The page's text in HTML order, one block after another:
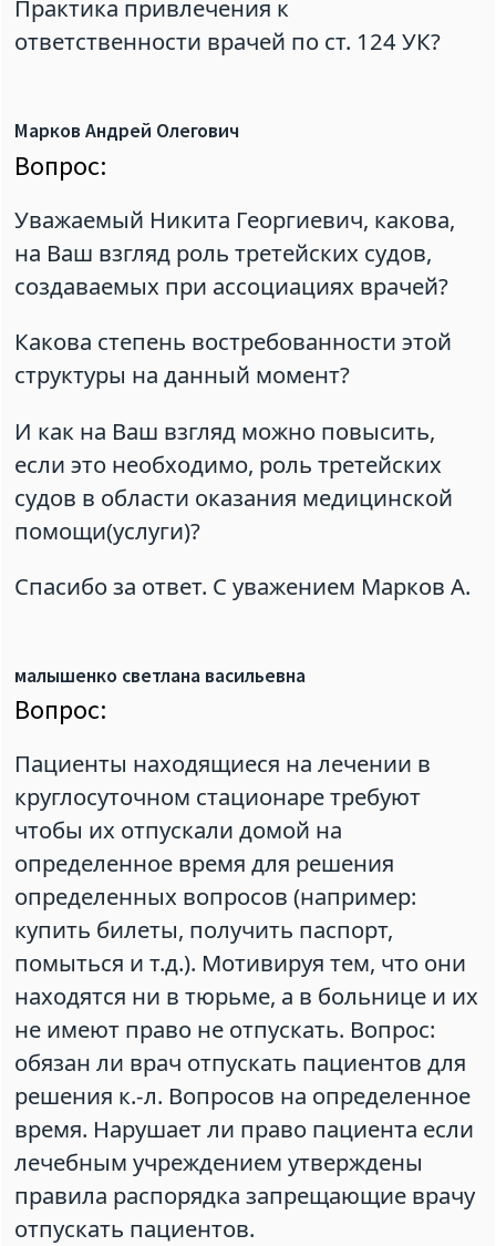
Практика привлечения к
ответственности врачей по ст. 124 УК?
Марков Андрей Олегович
Вопрос:
Уважаемый Никита Георгиевич, какова,
на Ваш взгляд роль третейских судов,
создаваемых при ассоциациях врачей?
Какова степень востребованности этой
структуры на данный момент?
И как на Ваш взгляд можно повысить,
если это необходимо, роль третейских
судов в области оказания медицинской
помощи(услуги)?
Спасибо за ответ. С уважением Марков А.
малышенко светлана васильевна
Вопрос:
Пациенты находящиеся на лечении в
круглосуточном стационаре требуют
чтобы их отпускали домой на
определенное время для решения
определенных вопросов (например:
купить билеты, получить паспорт,
помыться и т.д.). Мотивируя тем, что они
находятся ни в тюрьме, а в больнице и их
не имеют право не отпускать. Вопрос:
обязан ли врач отпускать пациентов для
решения к.-л. Вопросов на определенное
время. Нарушает ли право пациента если
лечебным учреждением утверждены
правила распорядка запрещающие врачу
отпускать пациентов.